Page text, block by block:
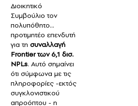
Διοικητικό
Συμβούλιο τον
πολυπόθητο...
προτιμητέο επενδυτή
για τη συναλλαγή
Frontier των 6,1 δισ.
NPLs. Αυτό σημαίνει
ότι σύμφωνα με τις
πληροφορίες -εκτός
συγκλονιστικού
απροόπτου - η